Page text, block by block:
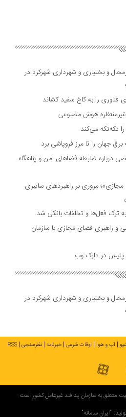
و بختیاری و شهرداری شهرکرد در
را به کاخ سفید کشاند
غیرمنتظره هوش مصنوعی
تکه‌تکه می‌کند
جهان را تا مرز فروپاشی برد
درباره ضابطه فضا‌های امن و پناهگاه
مروری بر راهبرد‌های سایبری
ترک فعل‌ها و تخلفات بانکی شد
و راهبری فضای مجازی با سازمان
و بختیاری و شهرداری شهرکرد در
آب و هوا اوقات شرعی خبرنامه نظرسنجی RSS
متعلق به سازمان پدافند غیرعامل کشور است.
"ایران سامانه"